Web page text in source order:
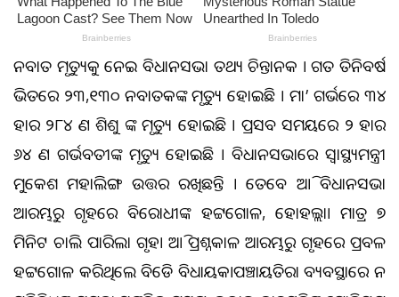
ନବଜାତ ମୃତ୍ୟୁକୁ ନେଇ ବିଧାନସଭା ତଥ୍ୟ ଚିନ୍ତାଜନକ । ଗତ ତିନିବର୍ଷ
ଭିତରେ ୨୩,୧୩୦ ନବଜାତକଙ୍କ ମୃତ୍ୟୁ ହୋଇଛି । ମା’ ଗର୍ଭରେ ୩୪
ହଜାର ୨୮୪ ଜଣ ଶିଶୁ ଙ୍କ ମୃତ୍ୟୁ ହୋଇଛି । ପ୍ରସବ ସମୟରେ ୨ ହଜାର
୬୪ ଜଣ ଗର୍ଭବତୀଙ୍କ ମୃତ୍ୟୁ ହୋଇଛି । ବିଧାନସଭାରେ ସ୍ୱାସ୍ଥ୍ୟମନ୍ତ୍ରୀ
ମୁକେଶ ମହାଲିଙ୍ଗ ଉତ୍ତର ରଖିଛନ୍ତି । ତେବେ ଆଜି ବିଧାନସଭା
ଆରମ୍ଭରୁ ଗୃହରେ ବିରୋଧୀଙ୍କ ହଟ୍ଟଗୋଳ, ହୋହଲ୍ଲା। ମାତ୍ର ୭
ମିନିଟ ଚାଲି ପାରିଲା ଗୃହ। ଆଜି ପ୍ରଶ୍ନକାଳ ଆରମ୍ଭରୁ ଗୃହରେ ପ୍ରବଳ
ହଟ୍ଟଗୋଳ କରିଥିଲେ ବିଜେଡି ବିଧାୟକ।ପଞ୍ଚାୟତିରାଜ ବ୍ୟବସ୍ଥାରେ ଜନ